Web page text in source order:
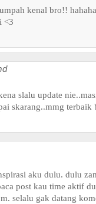
kenal bro!!
<3
slalu update
skarang..mmg terbaik
aku dulu. dulu
post kau time aktif
selalu gak datang